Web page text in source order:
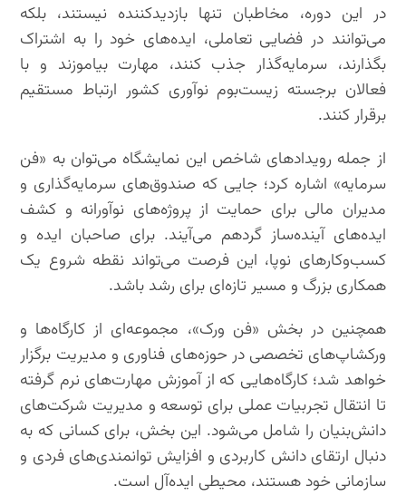
در این دوره، مخاطبان تنها بازدیدکننده نیستند، بلکه
می‌توانند در فضایی تعاملی، ایده‌های خود را به اشتراک
بگذارند، سرمایه‌گذار جذب کنند، مهارت بیاموزند و با
فعالان برجسته زیست‌بوم نوآوری کشور ارتباط مستقیم
برقرار کنند.
از جمله رویدادهای شاخص این نمایشگاه می‌توان به «فن
سرمایه» اشاره کرد؛ جایی که صندوق‌های سرمایه‌گذاری و
مدیران مالی برای حمایت از پروژه‌های نوآورانه و کشف
ایده‌های آینده‌ساز گردهم می‌آیند. برای صاحبان ایده و
کسب‌وکارهای نوپا، این فرصت می‌تواند نقطه شروع یک
همکاری بزرگ و مسیر تازه‌ای برای رشد باشد.
همچنین در بخش «فن ورک»، مجموعه‌ای از کارگاه‌ها و
ورکشاپ‌های تخصصی در حوزه‌های فناوری و مدیریت برگزار
خواهد شد؛ کارگاه‌هایی که از آموزش مهارت‌های نرم گرفته
تا انتقال تجربیات عملی برای توسعه و مدیریت شرکت‌های
دانش‌بنیان را شامل می‌شود. این بخش، برای کسانی که به
دنبال ارتقای دانش کاربردی و افزایش توانمندی‌های فردی و
سازمانی خود هستند، محیطی ایده‌آل است.